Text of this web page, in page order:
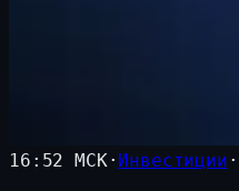
16:52 МСК · Инвестиции ·